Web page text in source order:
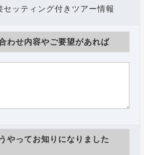
セッティング付きツアー情報
わせ内容やご要望があれば
やってお知りになりました